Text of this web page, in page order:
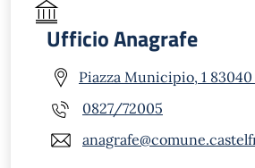
Ufficio Anagrafe
Piazza Municipio, 1
0827/72005